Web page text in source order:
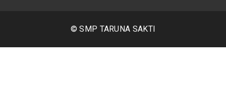
© SMP TARUNA SAKTI